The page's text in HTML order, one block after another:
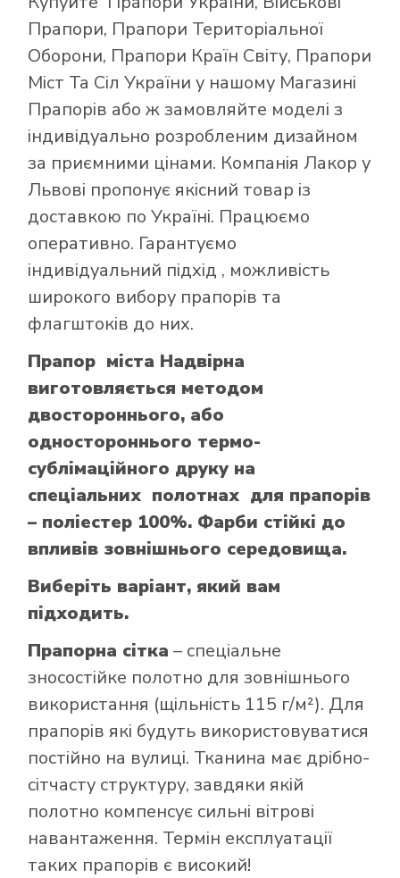
Прапори, Прапори Територіальної
Оборони, Прапори Країн Світу, Прапори
Міст Та Сіл України у нашому Магазині
Прапорів або ж замовляйте моделі з
індивідуально розробленим дизайном
за приємними цінами. Компанія Лакор у
Львові пропонує якісний товар із
доставкою по Україні. Працюємо
оперативно. Гарантуємо
індивідуальний підхід , можливість
широкого вибору прапорів та
флагштоків до них.
Прапор міста Надвірна
виготовляється методом
двостороннього, або
одностороннього термо-
сублімаційного друку на
спеціальних полотнах для прапорів
– поліестер 100%. Фарби стійкі до
впливів зовнішнього середовища.
Виберіть варіант, який вам
підходить.
Прапорна сітка – спеціальне
зносостійке полотно для зовнішнього
використання (щільність 115 г/м²). Для
прапорів які будуть використовуватися
постійно на вулиці. Тканина має дрібно-
сітчасту структуру, завдяки якій
полотно компенсує сильні вітрові
навантаження. Термін експлуатації
таких прапорів є високий!